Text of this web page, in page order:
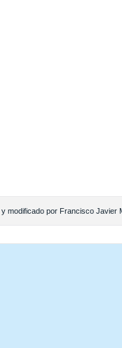
y modificado por Francisco Javier